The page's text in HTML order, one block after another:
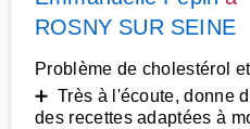
ROSNY SUR SEINE
Problème de cholestérol
➕ Très à l'écoute, donne
des recettes adaptées à